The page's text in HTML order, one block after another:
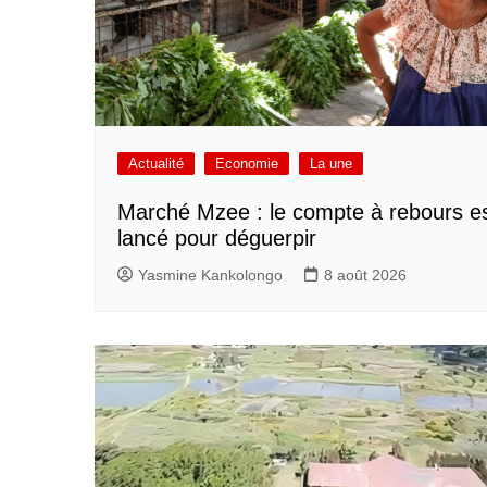
Actualité Economie La une
Marché Mzee : le compte à rebours
lancé pour déguerpir
Yasmine Kankolongo 8 août 2026